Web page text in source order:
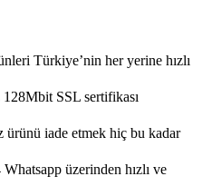
Türkiye’nin her yerine hızlı
128Mbit SSL sertifikası
ürünü iade etmek hiç bu kadar
Whatsapp üzerinden hızlı ve